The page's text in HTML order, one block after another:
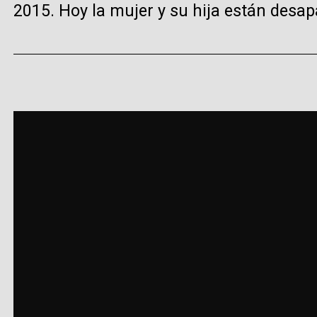
2015. Hoy la mujer y su hija están